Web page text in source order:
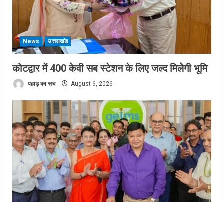
News उत्तराखंड
कोटद्वार में 400 केवी सब स्टेशन के लिए जल्द मिलेगी भूमि
पहाड़ का सच August 6, 2026